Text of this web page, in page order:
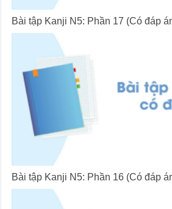
Bài tập Kanji N5: Phần 17 (Có đáp
Bài tập Kanji N5: Phần 16 (Có đáp